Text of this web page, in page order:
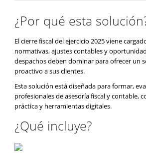
¿Por qué esta
El cierre fiscal del ejercicio 2025 viene
normativas, ajustes contables y
despachos deben dominar para ofrecer un
proactivo a sus clientes.
Esta solución está diseñada para formar,
profesionales de asesoría fiscal y contable,
práctica y herramientas digitales.
¿Qué incluye?